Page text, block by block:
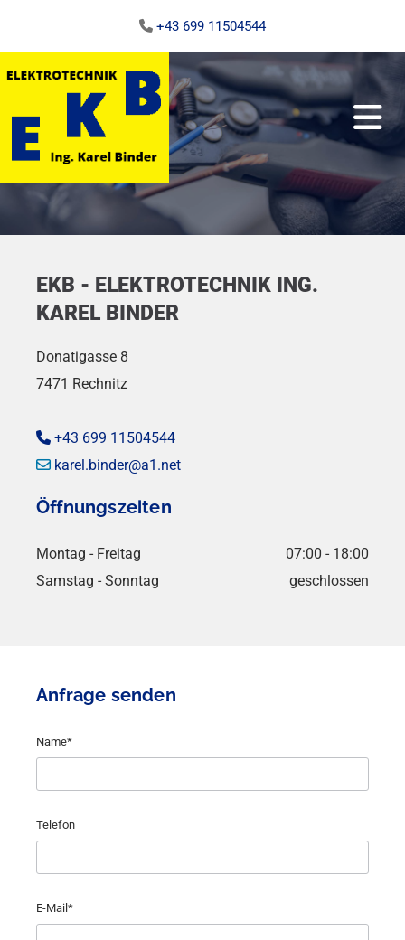
 +43 699 11504544
EKB - ELEKTROTECHNIK ING.
KAREL BINDER
Donatigasse 8
7471 Rechnitz
 +43 699 11504544
 karel.binder@a1.net
Öffnungszeiten
Montag - Freitag
07:00 - 18:00
Samstag - Sonntag
geschlossen
Anfrage senden
Name*
Telefon
E-Mail*